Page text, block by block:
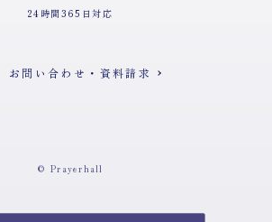
24時間365日対応
お問い合わせ・資料請求
© Prayerhall